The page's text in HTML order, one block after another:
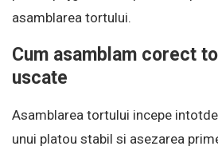
asamblarea tortului.
Cum asamblam corect
uscate
Asamblarea tortului incepe
unui platou stabil si asezarea